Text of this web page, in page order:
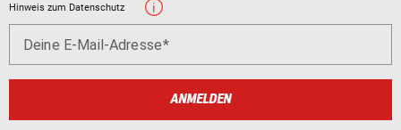
Hinweis zum Datenschutz
Deine E-Mail-Adresse
ANMELDEN